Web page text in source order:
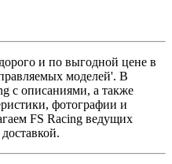
и по выгодной цене в
моделей'. В
с описаниями, а также
фотографии и
FS Racing ведущих